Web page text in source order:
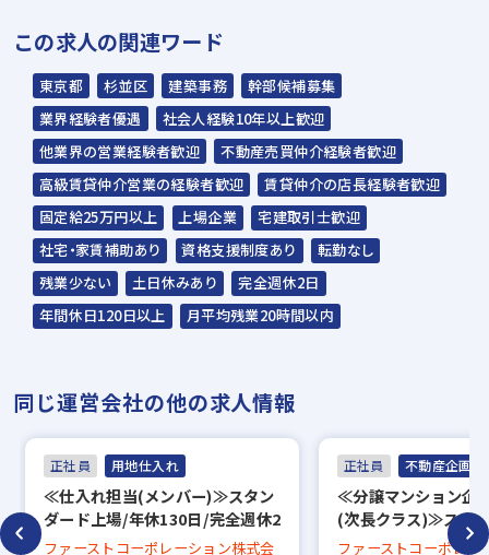
式会社が行います＊
スラッシュ株式会社からのご連絡をお待ち
ください。
ご連絡までに7日程度いただく場合があり
ます。予めご了承ください。
担当：スラッシュ株式会社
本社：東京都港区赤坂2-15-16 赤坂ふく
源ビル7F
▼
▼
内定
※入社時期は相談に応じます。
※現在、在職中の方も積極的にご応募くださ
この求人の関連ワード
東京都 杉並区 建築事務
幹部候補募集
業界経験者優遇
社会人経験10年以上歓迎
他業界の営業経験者歓迎
不動産売買仲介経験者歓迎
高級賃貸仲介営業の経験者歓迎
賃貸仲介の店長経験者歓迎
固定給25万円以上
上場企業
宅建取引士歓迎
社宅・家賃補助あり
資格支援制度あり
転勤なし
残業少ない
土日休みあり
完全週休2日
年間休日120日以上
月平均残業20時間以内
同じ運営会社の他の求人情報
正社員 用地仕入れ
≪仕入れ担当(メンバー)≫スタン
ダード上場/年休130日/完全週休2
日制/転勤無し
ファーストコーポレーション株式会
正社員 不動産企画開
≪分譲マンション企
(次長クラス)≫スタ
場/年休130日/完全
ファーストコーポレー